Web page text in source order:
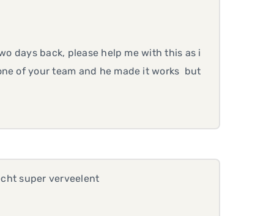
days back, please help me with this as i
of your team and he made it works but
super verveelent